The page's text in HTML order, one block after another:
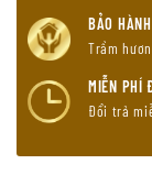
BẢO
Trầm
MIỄN PHÍ
Đổi trả